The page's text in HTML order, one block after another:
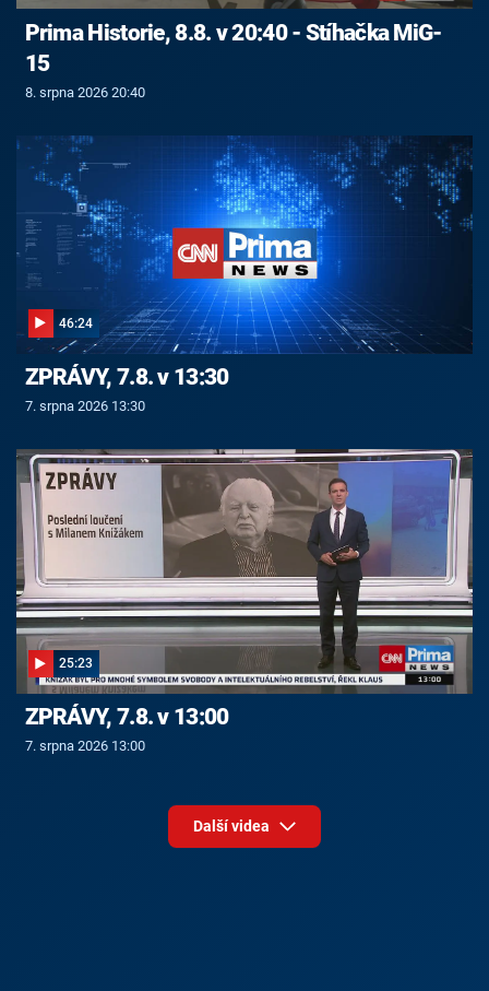
Prima Historie, 8.8. v 20:40 - Stíhačka MiG-
15
8. srpna 2026 20:40
46:24
ZPRÁVY, 7.8. v 13:30
7. srpna 2026 13:30
25:23
ZPRÁVY, 7.8. v 13:00
7. srpna 2026 13:00
Další videa